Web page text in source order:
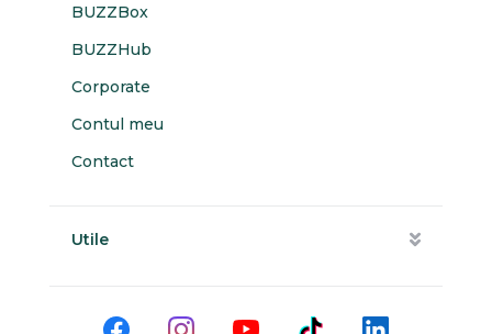
BUZZBox
BUZZHub
Corporate
Contul meu
Contact
Utile